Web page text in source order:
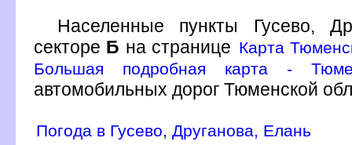
Населенные пункты Гусево,
секторе Б на странице Карта
Большая подробная карта -
автомобильных дорог Тюменской
Погода в Гусево, Друганова, Елань